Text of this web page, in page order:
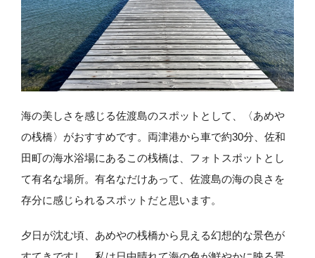
海の美しさを感じる佐渡島のスポットとして、〈あめや
の桟橋〉がおすすめです。両津港から車で約30分、佐和
田町の海水浴場にあるこの桟橋は、フォトスポットとし
て有名な場所。有名なだけあって、佐渡島の海の良さを
存分に感じられるスポットだと思います。
夕日が沈む頃、あめやの桟橋から見える幻想的な景色が